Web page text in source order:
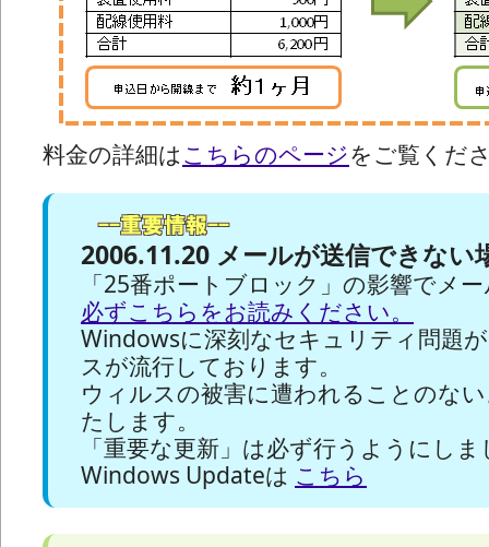
料金の詳細はこちらのページをご覧くだ
2006.11.20 メールが送信できない
「25番ポートブロック」の影響でメ
必ずこちらをお読みください。
Windowsに深刻なセキュリティ問題
スが流行しております。
ウィルスの被害に遭われることのな
たします。
「重要な更新」は必ず行うようにし
Windows Updateは こちら